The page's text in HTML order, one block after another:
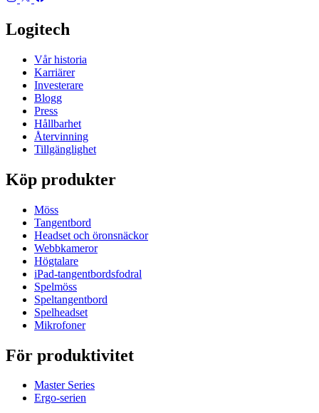
Logitech
Vår historia
Karriärer
Investerare
Blogg
Press
Hållbarhet
Återvinning
Tillgänglighet
Köp produkter
Möss
Tangentbord
Headset och öronsnäckor
Webbkameror
Högtalare
iPad-tangentbordsfodral
Spelmöss
Speltangentbord
Spelheadset
Mikrofoner
För produktivitet
Master Series
Ergo-serien